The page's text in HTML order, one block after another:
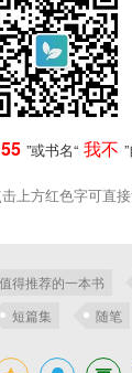
”或书名“ 我不
上方红色字可直
得推荐的一本书
短篇集 随笔